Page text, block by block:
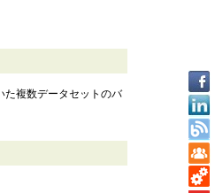
た複数データセットのバ